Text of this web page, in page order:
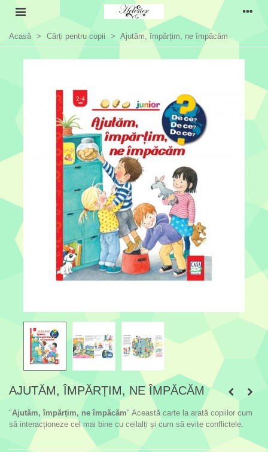
Acasă > Cărți pentru copii > Ajutăm, împărțim, ne împăcăm
AJUTĂM, ÎMPĂRȚIM, NE ÎMPĂCĂM
"Ajutăm, împărțim, ne împăcăm" Această carte la arată copiilor cum
să interacționeze cel mai bine cu ceilalți și cum să evite conflictele.